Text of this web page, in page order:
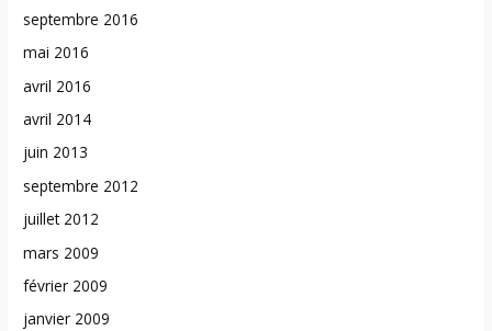
septembre 2016
mai 2016
avril 2016
avril 2014
juin 2013
septembre 2012
juillet 2012
mars 2009
février 2009
janvier 2009